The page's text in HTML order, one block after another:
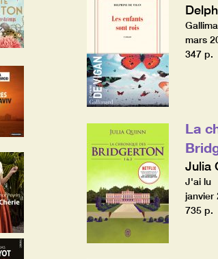
mars
347 p.
La
Julia
J'ai lu
janvier
735 p.